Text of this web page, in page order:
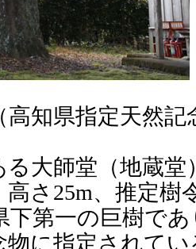
知県指定天然記
大師堂（地蔵堂
高さ25m、推定樹
下第一の巨樹であ
物に指定されてい